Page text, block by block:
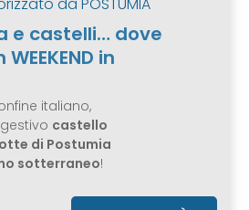
da POSTUMIA
e castelli… dove
in
italiano,
castello
di Postumia
sotterraneo!